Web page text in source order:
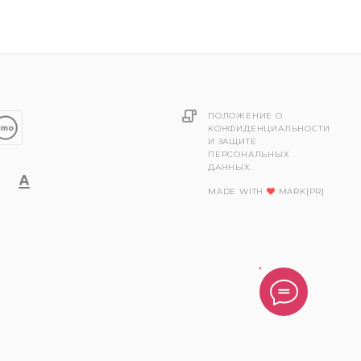
ПОЛОЖЕНИЕ О
КОНФИДЕНЦИАЛЬНОСТИ
И ЗАЩИТЕ
ПЕРСОНАЛЬНЫХ
ДАННЫХ.
MADE WITH MARK[PR]